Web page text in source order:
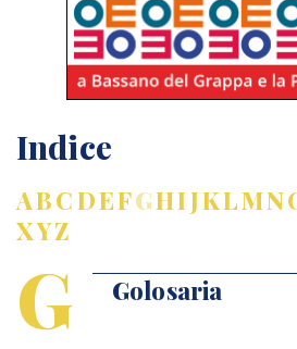
Indice
ABCDEFGHIJKLMN
XYZ
G Golosaria